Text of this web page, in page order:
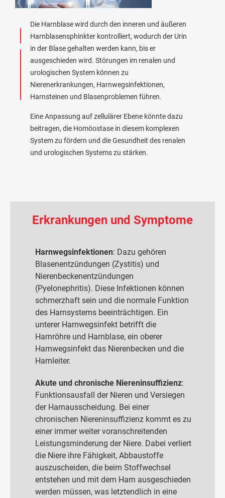
Die Harnblase wird durch den inneren und äußeren
Harnblasensphinkter kontrolliert, wodurch der Urin
in der Blase gehalten werden kann, bis er
ausgeschieden wird. Störungen im renalen und
urologischen System können zu
Nierenerkrankungen, Harnwegsinfektionen,
Harnsteinen und Blasenproblemen führen.
Eine Anpassung auf zellulärer Ebene könnte dazu
beitragen, die Homöostase in diesem komplexen
System zu fördern und die Gesundheit des renalen
und urologischen Systems zu stärken.
Erkrankungen und Symptome
Harnwegsinfektionen: Dazu gehören
Blasenentzündungen (Zystitis) und
Nierenbeckenentzündungen
(Pyelonephritis). Diese Infektionen können
schmerzhaft sein und die normale Funktion
des Harnsystems beeinträchtigen. Ein
unterer Harnwegsinfekt betrifft die
Harnröhre und Harnblase, ein oberer
Harnwegsinfekt das Nierenbecken und die
Harnleiter.
Akute und chronische Niereninsuffizienz:
Funktionsausfall der Nieren und Versiegen
der Harnausscheidung. Bei einer
chronischen Niereninsuffizienz kommt es zu
einer immer weiter voranschreitenden
Leistungsminderung der Niere. Dabei verliert
die Niere ihre Fähigkeit, Abbaustoffe
auszuscheiden, die beim Stoffwechsel
entstehen und mit dem Harn ausgeschieden
werden müssen, was letztendlich in eine